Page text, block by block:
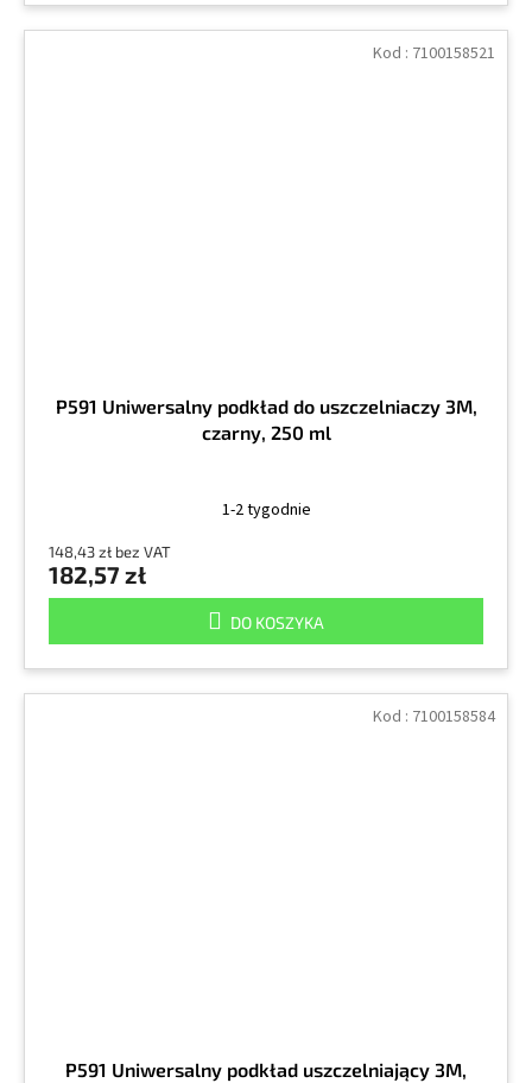
P591 Uniwersalny podkład do uszczelniaczy 3M,
czarny, 250 ml
1-2 tygodnie
148,43 zł bez VAT
182,57 zł
DO KOSZYKA
Kod : 7100158521
P591 Uniwersalny podkład uszczelniający 3M,
Kod : 7100158584